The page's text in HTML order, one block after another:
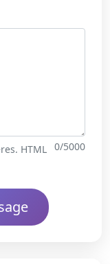
HTML 0/5000